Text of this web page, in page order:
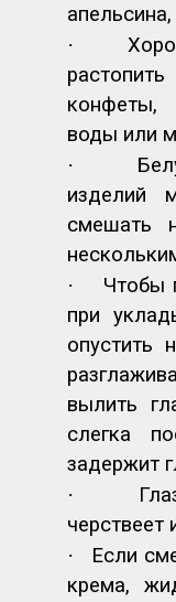
·
конфеты,
воды или
·
изделий
смешать
·
Чтобы
при
опустить
вылить
слегка
задержит
·
черствеет
·
Если
крема,